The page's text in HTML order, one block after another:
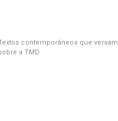
contemporâneos que versam
a TMD